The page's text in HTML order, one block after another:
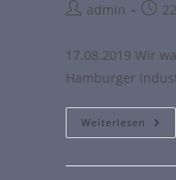
admin
17.08.2019 Wir
Hamburger
Weiterlesen